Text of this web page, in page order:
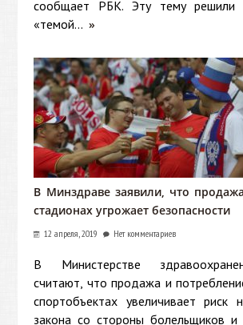
сообщает РБК. Эту тему решили
«темой... »
В Минздраве заявили, что
стадионах угрожает безопасности
12 апреля, 2019 Нет комментариев
В Министерстве
считают, что продажа и
спортобъектах увеличивает риск
закона со стороны болельщиков и